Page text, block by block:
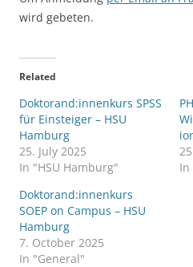
wird gebeten.
Related
Doktorand:innenkurs SPSS
für Einsteiger – HSU
Hamburg
25. July 2025
In "HSU Hamburg"
In
Doktorand:innenkurs
SOEP on Campus – HSU
Hamburg
7. October 2025
In "General"